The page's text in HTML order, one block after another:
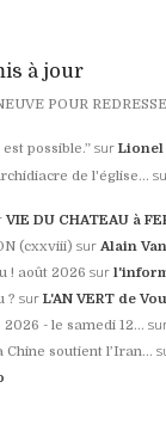
à jour
POUR
possible.” surLionel
de l'église...
VIE DU CHATEAU à
(cxxviii) sur Alain
! août 2026 sur
? surL'AN VERT de
- le samedi 12...
soutient l’Iran...